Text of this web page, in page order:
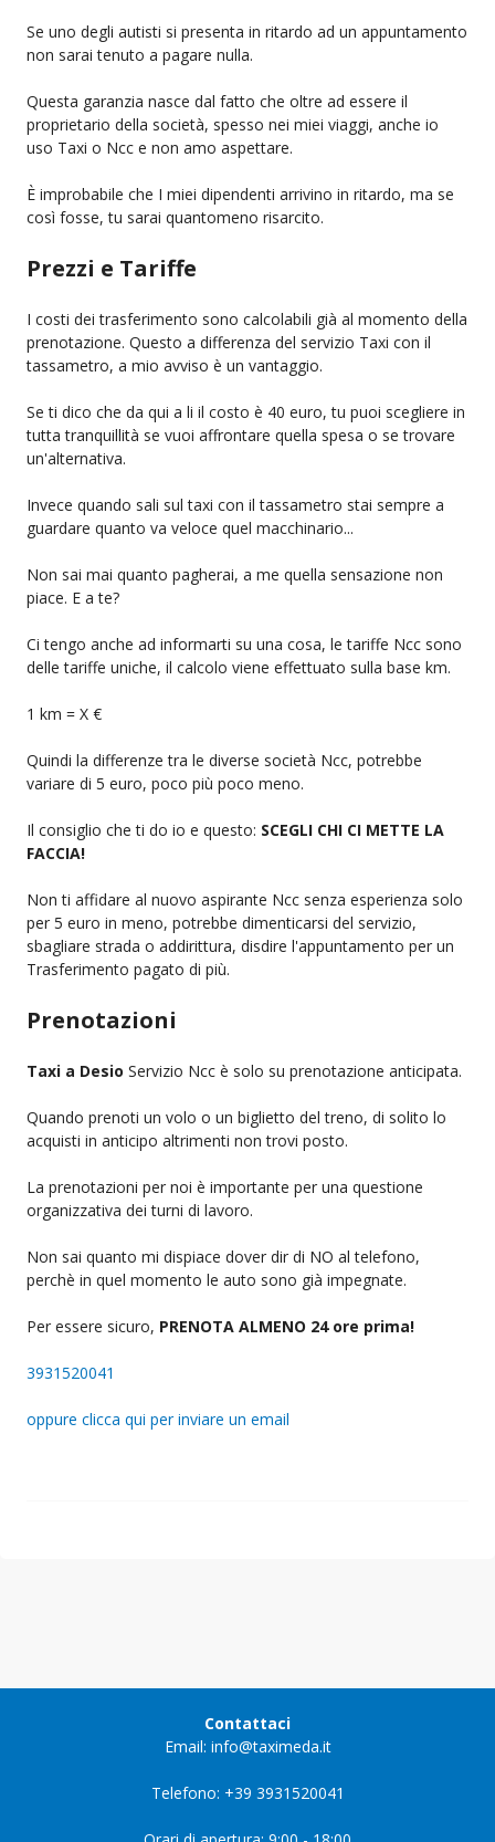
Se uno degli autisti si presenta in ritardo ad un appuntamento
non sarai tenuto a pagare nulla.
Questa garanzia nasce dal fatto che oltre ad essere il
proprietario della società, spesso nei miei viaggi, anche io
uso Taxi o Ncc e non amo aspettare.
È improbabile che I miei dipendenti arrivino in ritardo, ma se
così fosse, tu sarai quantomeno risarcito.
Prezzi e Tariffe
I costi dei trasferimento sono calcolabili già al momento della
prenotazione. Questo a differenza del servizio Taxi con il
tassametro, a mio avviso è un vantaggio.
Se ti dico che da qui a li il costo è 40 euro, tu puoi scegliere in
tutta tranquillità se vuoi affrontare quella spesa o se trovare
un'alternativa.
Invece quando sali sul taxi con il tassametro stai sempre a
guardare quanto va veloce quel macchinario...
Non sai mai quanto pagherai, a me quella sensazione non
piace. E a te?
Ci tengo anche ad informarti su una cosa, le tariffe Ncc sono
delle tariffe uniche, il calcolo viene effettuato sulla base km.
1 km = X €
Quindi la differenze tra le diverse società Ncc, potrebbe
variare di 5 euro, poco più poco meno.
Il consiglio che ti do io e questo: SCEGLI CHI CI METTE LA
FACCIA!
Non ti affidare al nuovo aspirante Ncc senza esperienza solo
per 5 euro in meno, potrebbe dimenticarsi del servizio,
sbagliare strada o addirittura, disdire l'appuntamento per un
Trasferimento pagato di più.
Prenotazioni
Taxi a Desio Servizio Ncc è solo su prenotazione anticipata.
Quando prenoti un volo o un biglietto del treno, di solito lo
acquisti in anticipo altrimenti non trovi posto.
La prenotazioni per noi è importante per una questione
organizzativa dei turni di lavoro.
Non sai quanto mi dispiace dover dir di NO al telefono,
perchè in quel momento le auto sono già impegnate.
Per essere sicuro, PRENOTA ALMENO 24 ore prima!
3931520041
oppure clicca qui per inviare un email
Contattaci
Email: info@taximeda.it
Telefono: +39 3931520041